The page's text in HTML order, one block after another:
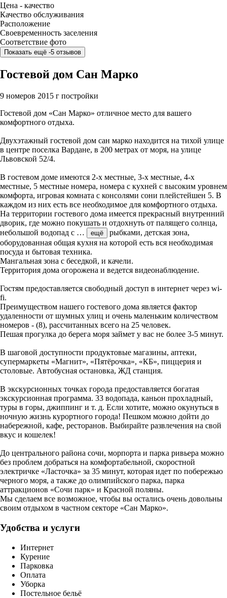
Цена - качество
Качество обслуживания
Расположение
Своевременность заселения
Соответствие фото
Показать ещё -5 отзывов
Гостевой дом Сан Марко
9 номеров 2015 г постройки
Гостевой дом «Сан Марко» отличное место для вашего
комфортного отдыха.
Двухэтажный гостевой дом сан марко находится на тихой улице
в центре поселка Вардане, в 200 метрах от моря, на улице
Львовской 52/4.
В гостевом доме имеются 2-х местные, 3-х местные, 4-х
местные, 5 местные номера, номера с кухней с высоким уровнем
комфорта, игровая комната с консолями сони плейстейшен 5. В
каждом из них есть все необходимое для комфортного отдыха.
На территории гостевого дома имеется прекрасный внутренний
дворик, где можно покушать и отдохнуть от палящего солнца,
небольшой водопад с … ещё
рыбками, детская зона,
оборудованная общая кухня на которой есть вся необходимая
посуда и бытовая техника.
Мангальная зона с беседкой, и качели.
Территория дома огорожена и ведется видеонаблюдение.
Гостям предоставляется свободный доступ в интернет через wi-
fi.
Преимуществом нашего гостевого дома является фактор
удаленности от шумных улиц и очень маленьким количеством
номеров - (8), рассчитанных всего на 25 человек.
Пешая прогулка до берега моря займет у вас не более 3-5 минут.
В шаговой доступности продуктовые магазины, аптеки,
супермаркеты «Магнит», «Пятёрочка», «КБ», пиццерия и
столовые. Автобусная остановка, ЖД станция.
В экскурсионных точках города предоставляется богатая
экскурсионная программа. 33 водопада, каньон прохладный,
туры в горы, джиппинг и т. д. Если хотите, можно окунуться в
ночную жизнь курортного города! Пешком можно дойти до
набережной, кафе, ресторанов. Выбирайте развлечения на свой
вкус и кошелек!
До центрального района сочи, морпорта и парка ривьера можно
без проблем добраться на комфортабельной, скоростной
электричке «Ласточка» за 35 минут, которая идет по побережью
черного моря, а также до олимпийского парка, парка
аттракционов «Сочи парк» и Красной поляны.
Мы сделаем все возможное, чтобы вы остались очень довольны
своим отдыхом в частном секторе «Сан Марко».
Удобства и услуги
Интернет
Курение
Парковка
Оплата
Уборка
Постельное бельё